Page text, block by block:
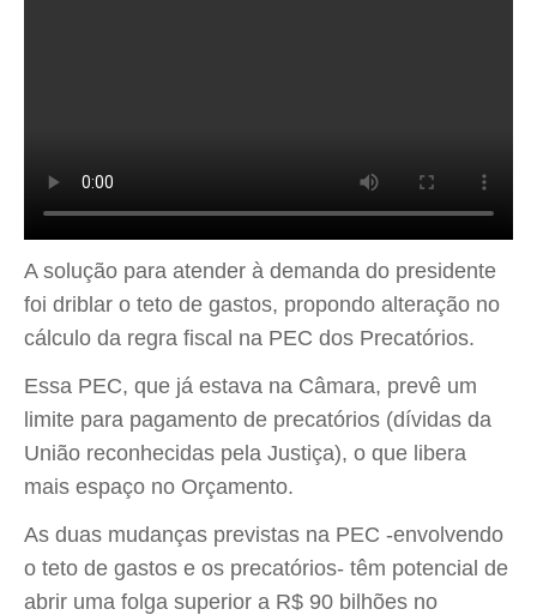
A solução para atender à demanda do presidente
foi driblar o teto de gastos, propondo alteração no
cálculo da regra fiscal na PEC dos Precatórios.
Essa PEC, que já estava na Câmara, prevê um
limite para pagamento de precatórios (dívidas da
União reconhecidas pela Justiça), o que libera
mais espaço no Orçamento.
As duas mudanças previstas na PEC -envolvendo
o teto de gastos e os precatórios- têm potencial de
abrir uma folga superior a R$ 90 bilhões no